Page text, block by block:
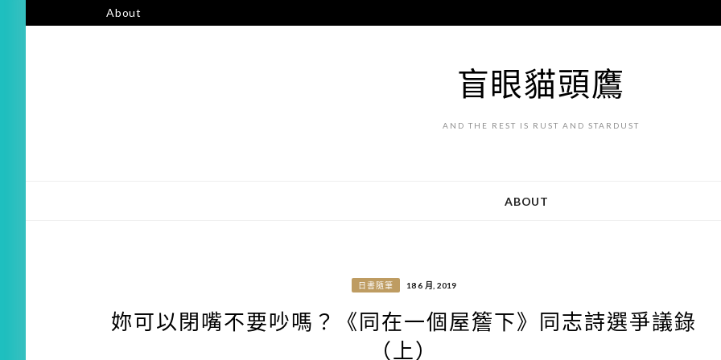
About
盲眼貓頭鷹
AND THE REST IS RUST AND STARDUST
ABOUT
日書隨筆 18 6 月, 2019
妳可以閉嘴不要吵嗎？《同在一個屋簷下》同志詩選爭議錄
（上）